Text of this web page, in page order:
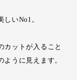
いNo1。
カットが入ること
うに見えます。